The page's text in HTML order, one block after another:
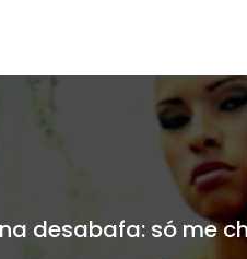
desabafa: só me